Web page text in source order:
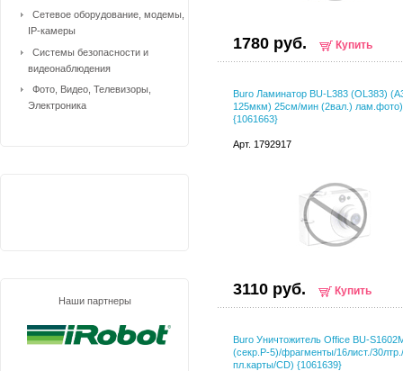
1780 руб. Купить
Buro Ламинатор BU-L383 (OL383)
125мкм) 25см/мин (2вал.) лам.фото)
{1061663}
Арт. 1792917
3110 руб. Купить
Buro Уничтожитель Office BU-
(секр.P-5)/фрагменты/16лист./30лтр./
пл.карты/CD) {1061639}
Сетевое оборудование, модемы,
IP-камеры
Системы безопасности и
видеонаблюдения
Фото, Видео, Телевизоры,
Электроника
Наши партнеры